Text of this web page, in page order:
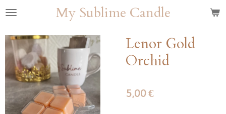
Passer
contenu
principal
My Sublime Candle
Lenor Gold
Orchid
5,00 €